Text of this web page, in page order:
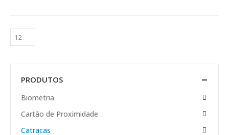
PRODUTOS
Biometria
Cartão de Proximidade
Catracas